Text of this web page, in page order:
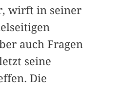
wirft in seiner
auch Fragen
seine
Die